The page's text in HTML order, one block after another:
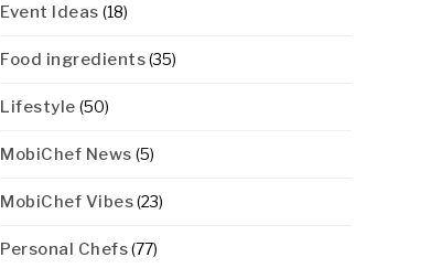
Event Ideas (18)
Food ingredients(35)
Lifestyle (50)
MobiChef News (5)
MobiChef Vibes(23)
Personal Chefs(77)